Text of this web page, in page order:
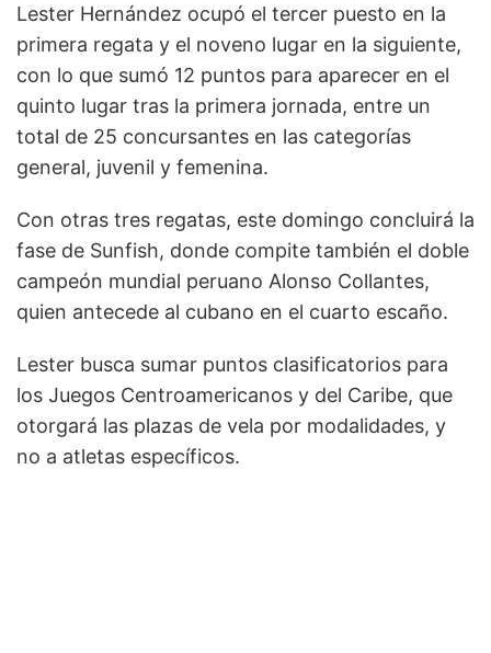
Lester Hernández ocupó el tercer puesto en la
primera regata y el noveno lugar en la siguiente,
con lo que sumó 12 puntos para aparecer en el
quinto lugar tras la primera jornada, entre un
total de 25 concursantes en las categorías
general, juvenil y femenina.
Con otras tres regatas, este domingo concluirá la
fase de Sunfish, donde compite también el doble
campeón mundial peruano Alonso Collantes,
quien antecede al cubano en el cuarto escaño.
Lester busca sumar puntos clasificatorios para
los Juegos Centroamericanos y del Caribe, que
otorgará las plazas de vela por modalidades, y
no a atletas específicos.